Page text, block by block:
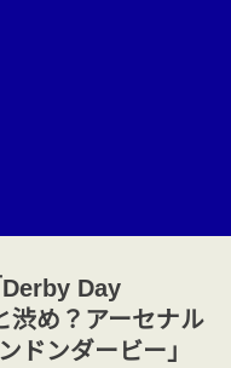
Day
渋め？アーセナル
ドンダービー」